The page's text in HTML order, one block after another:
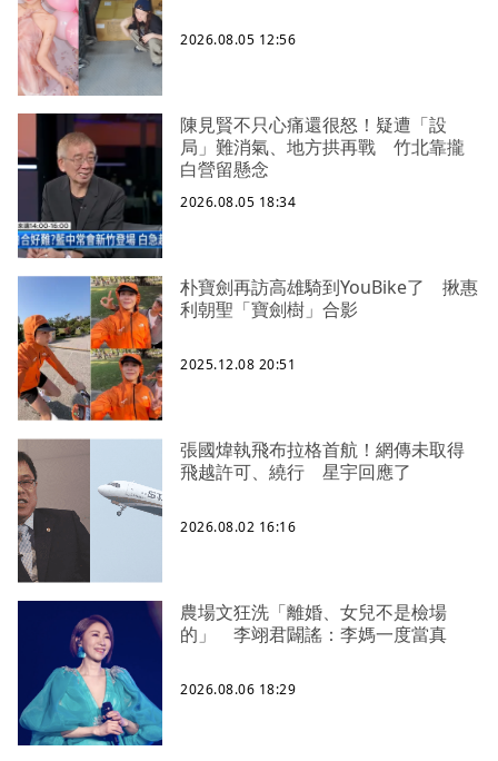
2026.08.05 12:56
陳見賢不只心痛還很怒！疑遭「設
局」難消氣、地方拱再戰 竹北靠攏
白營留懸念
2026.08.05 18:34
朴寶劍再訪高雄騎到YouBike了 揪惠
利朝聖「寶劍樹」合影
2025.12.08 20:51
張國煒執飛布拉格首航！網傳未取得
飛越許可、繞行 星宇回應了
2026.08.02 16:16
農場文狂洗「離婚、女兒不是檢場
的」 李翊君闢謠：李媽一度當真
2026.08.06 18:29